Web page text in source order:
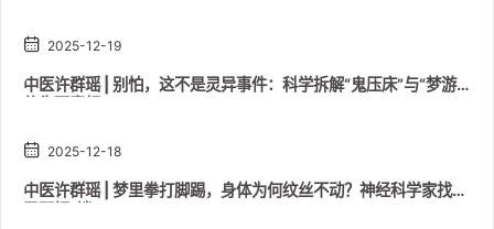
2025-12-19
中医许群瑶 | 别怕，这不是灵异事件：科学拆解“鬼压床”与“梦游”
2025-12-18
中医许群瑶 | 梦里拳打脚踢，身体为何纹丝不动？神经科学家找到